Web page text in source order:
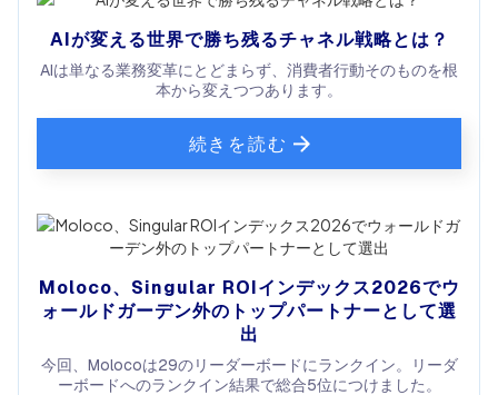
AIが変える世界で勝ち残るチャネル戦略とは？
AIは単なる業務変革にとどまらず、消費者行動そのものを根
本から変えつつあります。
続きを読む
Moloco、Singular ROIインデックス2026でウ
ォールドガーデン外のトップパートナーとして選
出
今回、Molocoは29のリーダーボードにランクイン。リーダ
ーボードへのランクイン結果で総合5位につけました。